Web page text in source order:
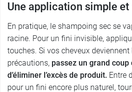
Une application simple et
En pratique, le shampoing sec se
racine. Pour un fini invisible,
touches. Si vos cheveux
précautions, passez un grand coup
d’éliminer l’excès de produit. Entre
pour un fini encore plus naturel,